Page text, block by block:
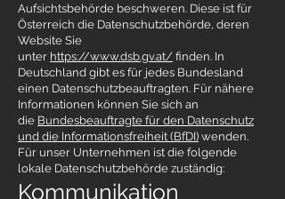
Aufsichtsbehörde beschweren. Diese ist für
Österreich die Datenschutzbehörde, deren
Website Sie
unter https://www.dsb.gv.at/ finden. In
Deutschland gibt es für jedes Bundesland
einen Datenschutzbeauftragten. Für nähere
Informationen können Sie sich an
die Bundesbeauftragte für den Datenschutz
und die Informationsfreiheit (BfDI) wenden.
Für unser Unternehmen ist die folgende
lokale Datenschutzbehörde zuständig:
Kommunikation